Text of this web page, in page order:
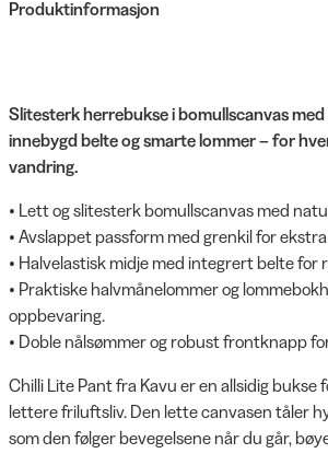
Produktinformasjon
Slitesterk herrebukse i bomullscanvas
innebygd belte og smarte lommer – for
vandring.
• Lett og slitesterk bomullscanvas med
• Avslappet passform med grenkil for
• Halvelastisk midje med integrert belte for
• Praktiske halvmånelommer og
oppbevaring.
• Doble nålsømmer og robust frontknapp
Chilli Lite Pant fra Kavu er en allsidig bukse
lettere friluftsliv. Den lette canvasen tåler
som den følger bevegelsene når du går,